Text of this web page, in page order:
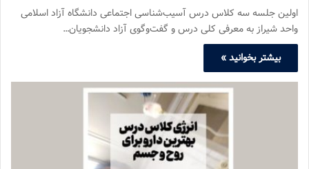
اولین جلسه‌ سه کلاس درس آسیب‌شناسی اجتماعی دانشگاه آزاد اسلامی
واحد شیراز به معرفی کلی درس و گفت‌وگوی آزاد دانشجویان…
بیشتر بخوانید »